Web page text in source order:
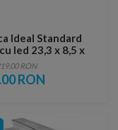
Ideal Standard
led 23,3 x 8,5 x
RON
RON